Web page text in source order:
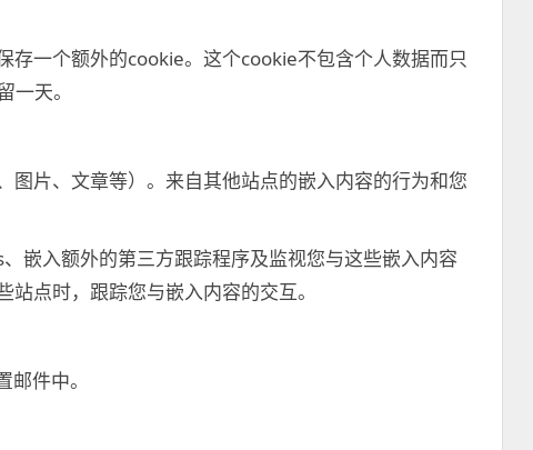
存一个额外的cookie。这个cookie不包含个人数据而只
天。
图片、文章等）。来自其他站点的嵌入内容的行为和您
嵌入额外的第三方跟踪程序及监视您与这些嵌入内容
点时，跟踪您与嵌入内容的交互。
件中。